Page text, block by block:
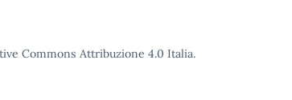
Commons Attribuzione 4.0 Italia.